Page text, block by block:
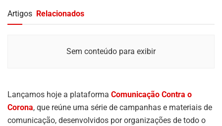
Artigos Relacionados
Sem conteúdo para exibir
Lançamos hoje a plataforma Comunicação Contra o
Corona, que reúne uma série de campanhas e materiais de
comunicação, desenvolvidos por organizações de todo o